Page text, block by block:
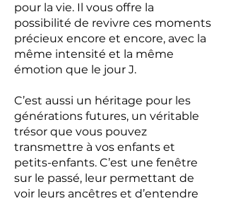
pour la vie. Il vous offre la
possibilité de revivre ces moments
précieux encore et encore, avec la
même intensité et la même
émotion que le jour J.
C’est aussi un héritage pour les
générations futures, un véritable
trésor que vous pouvez
transmettre à vos enfants et
petits-enfants. C’est une fenêtre
sur le passé, leur permettant de
voir leurs ancêtres et d’entendre